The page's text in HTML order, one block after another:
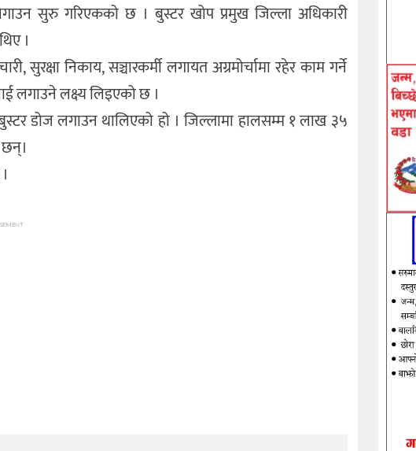
सुरु गरिएकको छ । बुस्टर खोप प्रमुख जिल्ला अधिकारी
।
सुरक्षा निकाय, सञ्चारकर्मी लगायत अग्रमोर्चामा रहेर काम गर्ने
लगाउने लक्ष्य लिइएको छ ।
डोज लगाउन थालिएको हो । जिल्लामा हालसम्म १ लाख ३५